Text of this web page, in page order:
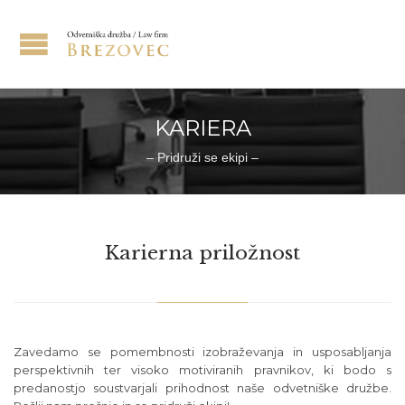
KARIERA
– Pridruži se ekipi –
Karierna priložnost
Zavedamo se pomembnosti izobraževanja in usposabljanja
perspektivnih ter visoko motiviranih pravnikov, ki bodo s
predanostjo soustvarjali prihodnost naše odvetniške družbe.